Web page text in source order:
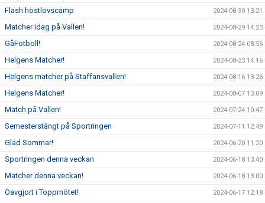
Flash höstlovscamp 2024-08-30 13:21
Matcher idag på Vallen! 2024-08-29 14:23
GåFotboll! 2024-08-24 08:56
Helgens Matcher! 2024-08-23 14:16
Helgens matcher på Staffansvallen! 2024-08-16 13:26
Helgens Matcher! 2024-08-07 13:09
Match på Vallen! 2024-07-24 10:47
Semesterstängt på Sportringen 2024-07-11 12:49
Glad Sommar! 2024-06-20 11:20
Sportringen denna veckan 2024-06-18 13:40
Matcher denna veckan! 2024-06-18 13:00
Oavgjort i Toppmötet! 2024-06-17 12:18